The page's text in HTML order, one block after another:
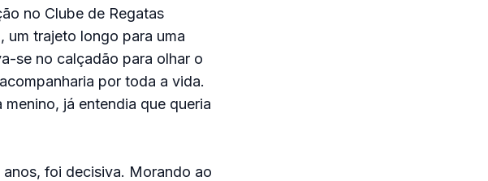
no Clube de Regatas
um trajeto longo para uma
se no calçadão para olhar o
por toda a vida.
já entendia que queria
foi decisiva. Morando ao